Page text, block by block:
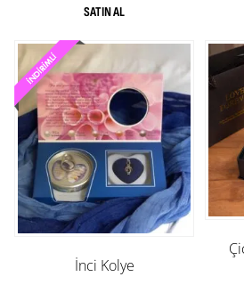
İnci Kolye